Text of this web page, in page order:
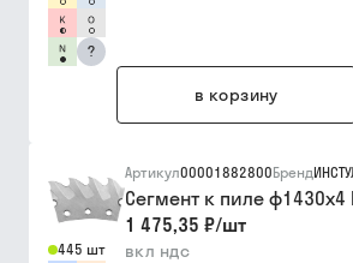
?
в корзину
445 шт
Артикул00001882800Бренд
Сегмент к пиле ф1430х4
1 475,35 ₽/шт
вкл ндс